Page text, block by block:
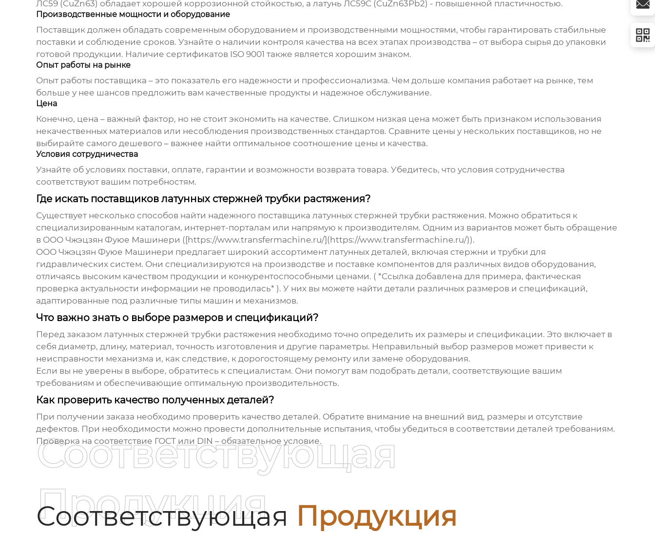
ЛС59 (CuZn63) обладает хорошей коррозионной стойкостью, а латунь ЛС59С (CuZn63Pb2) - повышенной пластичностью.
Производственные мощности и оборудование
Поставщик должен обладать современным оборудованием и производственными мощностями, чтобы гарантировать стабильные
поставки и соблюдение сроков. Узнайте о наличии контроля качества на всех этапах производства – от выбора сырья до упаковки
готовой продукции. Наличие сертификатов ISO 9001 также является хорошим знаком.
Опыт работы на рынке
Опыт работы поставщика – это показатель его надежности и профессионализма. Чем дольше компания работает на рынке, тем
больше у нее шансов предложить вам качественные продукты и надежное обслуживание.
Цена
Конечно, цена – важный фактор, но не стоит экономить на качестве. Слишком низкая цена может быть признаком использования
некачественных материалов или несоблюдения производственных стандартов. Сравните цены у нескольких поставщиков, но не
выбирайте самого дешевого – важнее найти оптимальное соотношение цены и качества.
Условия сотрудничества
Узнайте об условиях поставки, оплате, гарантии и возможности возврата товара. Убедитесь, что условия сотрудничества
соответствуют вашим потребностям.
Где искать поставщиков латунных стержней трубки растяжения?
Существует несколько способов найти надежного поставщика латунных стержней трубки растяжения. Можно обратиться к
специализированным каталогам, интернет-порталам или напрямую к производителям. Одним из вариантов может быть обращение
в ООО Чжэцзян Фуюе Машинери ([https://www.transfermachine.ru/](https://www.transfermachine.ru/)).
ООО Чжэцзян Фуюе Машинери предлагает широкий ассортимент латунных деталей, включая стержни и трубки для
гидравлических систем. Они специализируются на производстве и поставке компонентов для различных видов оборудования,
отличаясь высоким качеством продукции и конкурентоспособными ценами. ( *Ссылка добавлена для примера, фактическая
проверка актуальности информации не проводилась* ). У них вы можете найти детали различных размеров и спецификаций,
адаптированные под различные типы машин и механизмов.
Что важно знать о выборе размеров и спецификаций?
Перед заказом латунных стержней трубки растяжения необходимо точно определить их размеры и спецификации. Это включает в
себя диаметр, длину, материал, точность изготовления и другие параметры. Неправильный выбор размеров может привести к
неисправности механизма и, как следствие, к дорогостоящему ремонту или замене оборудования.
Если вы не уверены в выборе, обратитесь к специалистам. Они помогут вам подобрать детали, соответствующие вашим
требованиям и обеспечивающие оптимальную производительность.
Как проверить качество полученных деталей?
При получении заказа необходимо проверить качество деталей. Обратите внимание на внешний вид, размеры и отсутствие
дефектов. При необходимости можно провести дополнительные испытания, чтобы убедиться в соответствии деталей требованиям.
Проверка на соответствие ГОСТ или DIN – обязательное условие.
Соответствующая Продукция
Соответствующая
Продукция